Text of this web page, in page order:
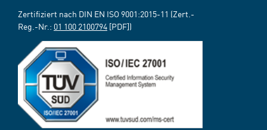
Zertifiziert nach DIN EN ISO 9001:2015-11 (Zert.-
Reg.-Nr.: 01 100 2100794 [PDF])